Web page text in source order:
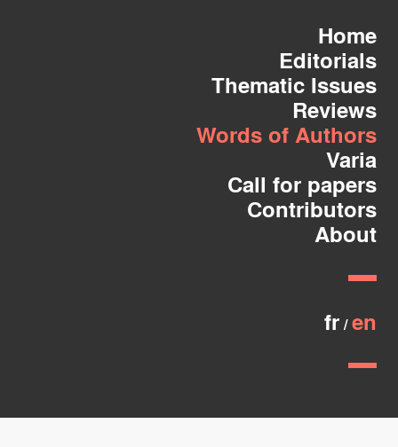
Home
Editorials
Thematic Issues
Reviews
Words of Authors
Varia
Call for papers
Contributors
About
fr en